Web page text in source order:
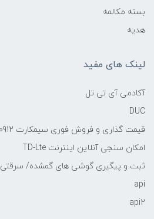
بسته مکالمه
هدیه
لینک های مفید
آکادمی آی تی تل
DUC
قیمت گذاری و فروش فوری سیمکارت 0912
امکان سنجی آنلاین اینترنت TD-Lte
ثبت و پیگیری گوشی های گمشده/ سرقتی
api
api2